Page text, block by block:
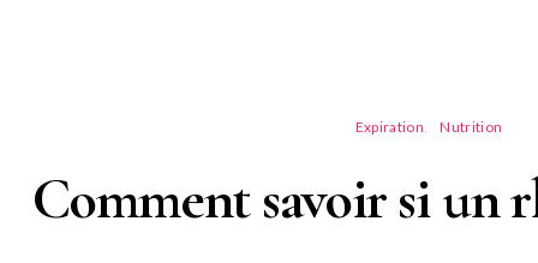
Expiration Nutrition
Comment savoir si un